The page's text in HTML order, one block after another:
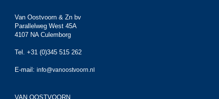
Van Oostvoorn & Zn bv
Parallelweg West 45A
4107 NA Culemborg
Tel. +31 (0)345 515 262
E-mail: info@vanoostvoorn.nl
VAN OOSTVOORN